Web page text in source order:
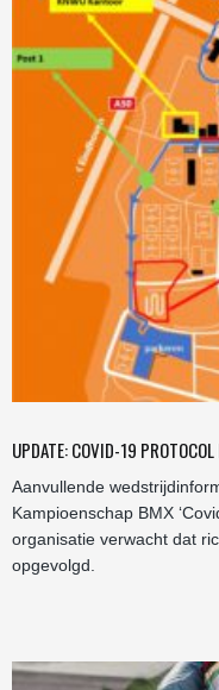
UPDATE: COVID-19
Aanvullende
Kampioenschap BMX
organisatie verwacht dat
opgevolgd.